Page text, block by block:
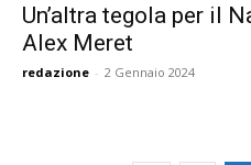
Un’altra tegola per il
Alex Meret
redazione - 2 Gennaio 2024